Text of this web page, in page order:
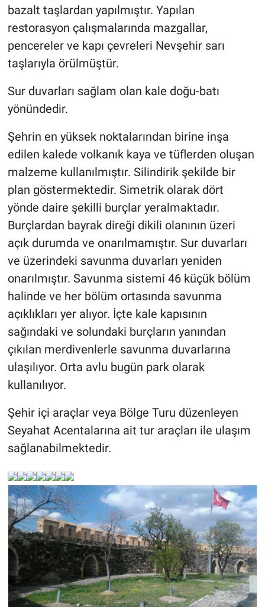
bazalt taşlardan yapılmıştır. Yapılan
restorasyon çalışmalarında mazgallar,
pencereler ve kapı çevreleri Nevşehir sarı
taşlarıyla örülmüştür.
Sur duvarları sağlam olan kale doğu-batı
yönündedir.
Şehrin en yüksek noktalarından birine inşa
edilen kalede volkanık kaya ve tüflerden oluşan
malzeme kullanılmıştır. Silindirik şekilde bir
plan göstermektedir. Simetrik olarak dört
yönde daire şekilli burçlar yeralmaktadır.
Burçlardan bayrak direği dikili olanının üzeri
açık durumda ve onarılmamıştır. Sur duvarları
ve üzerindeki savunma duvarları yeniden
onarılmıştır. Savunma sistemi 46 küçük bölüm
halinde ve her bölüm ortasında savunma
açıklıkları yer alıyor. İçte kale kapısının
sağındaki ve solundaki burçların yanından
çıkılan merdivenlerle savunma duvarlarına
ulaşılıyor. Orta avlu bugün park olarak
kullanılıyor.
Şehir içi araçlar veya Bölge Turu düzenleyen
Seyahat Acentalarına ait tur araçları ile ulaşım
sağlanabilmektedir.